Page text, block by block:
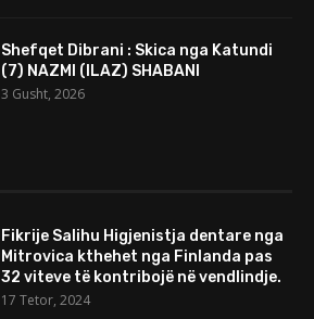
Shefqet Dibrani : Skica nga Katundi
(7) NAZMI (ILAZ) SHABANI
3 Gusht, 2026
Fikrije Salihu Higjenistja dentare nga
Mitrovica kthehet nga Finlanda pas
32 viteve të kontribojë në vendlindje.
17 Tetor, 2024